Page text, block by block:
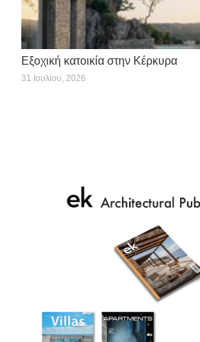
Εξοχική κατοικία στην Κέρκυρα
31 Ιουλίου, 2026